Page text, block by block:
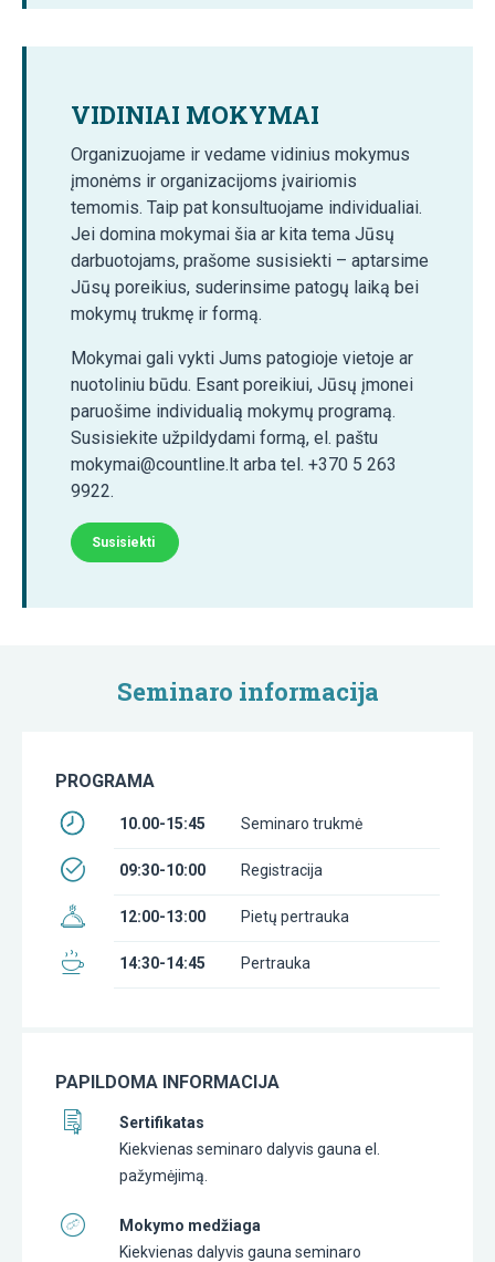
VIDINIAI MOKYMAI
Organizuojame ir vedame vidinius mokymus
įmonėms ir organizacijoms įvairiomis
temomis. Taip pat konsultuojame individualiai.
Jei domina mokymai šia ar kita tema Jūsų
darbuotojams, prašome susisiekti – aptarsime
Jūsų poreikius, suderinsime patogų laiką bei
mokymų trukmę ir formą.
Mokymai gali vykti Jums patogioje vietoje ar
nuotoliniu būdu. Esant poreikiui, Jūsų įmonei
paruošime individualią mokymų programą.
Susisiekite užpildydami formą, el. paštu
mokymai@countline.lt arba tel. +370 5 263
9922.
Susisiekti
Seminaro informacija
PROGRAMA
10.00-15:45 Seminaro trukmė
09:30-10:00 Registracija
12:00-13:00 Pietų pertrauka
14:30-14:45 Pertrauka
PAPILDOMA INFORMACIJA
Sertifikatas
Kiekvienas seminaro dalyvis gauna el.
pažymėjimą.
Mokymo medžiaga
Kiekvienas dalyvis gauna seminaro